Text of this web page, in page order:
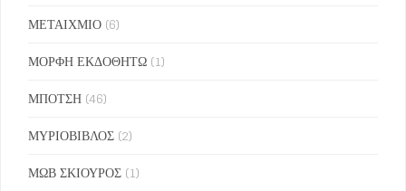
ΜΕΤΑΙΧΜΙΟ (6)
ΜΟΡΦΗ ΕΚΔΟΘΗΤΩ (1)
ΜΠΟΤΣΗ (46)
ΜΥΡΙΟΒΙΒΛΟΣ (2)
ΜΩΒ ΣΚΙΟΥΡΟΣ (1)